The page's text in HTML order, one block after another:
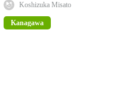
Koshizuka Misato
Kanagawa